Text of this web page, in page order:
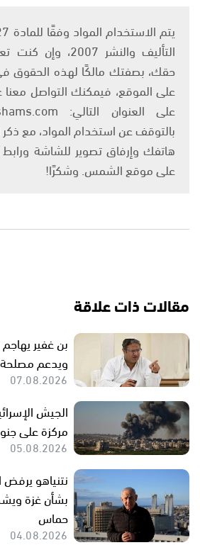
التأليف والنشر
حقك، بصفتك مالكًا لهذه الحقوق
على الموقع، فيمكنك التواصل معنا
بالتوقف عن استخدام المواد، مع
هاتفك وإرفاق تصوير للشاشة
على موقع الشمس. وشكرًا!
مقالات ذات علاقة
بن غفير يهاجم
ويدعم
07.08.2026
الجيش
مركزة على
05.08.2026
نتنياهو
بشأن غزة
حماس
04.08.2026